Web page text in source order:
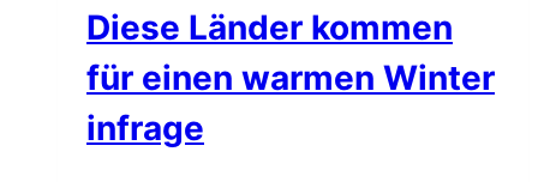
Diese Länder kommen
für einen warmen Winter
infrage